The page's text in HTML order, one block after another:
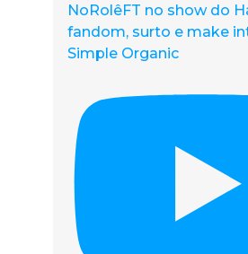
NoRolêFT no show do
fandom, surto e make
Simple Organic